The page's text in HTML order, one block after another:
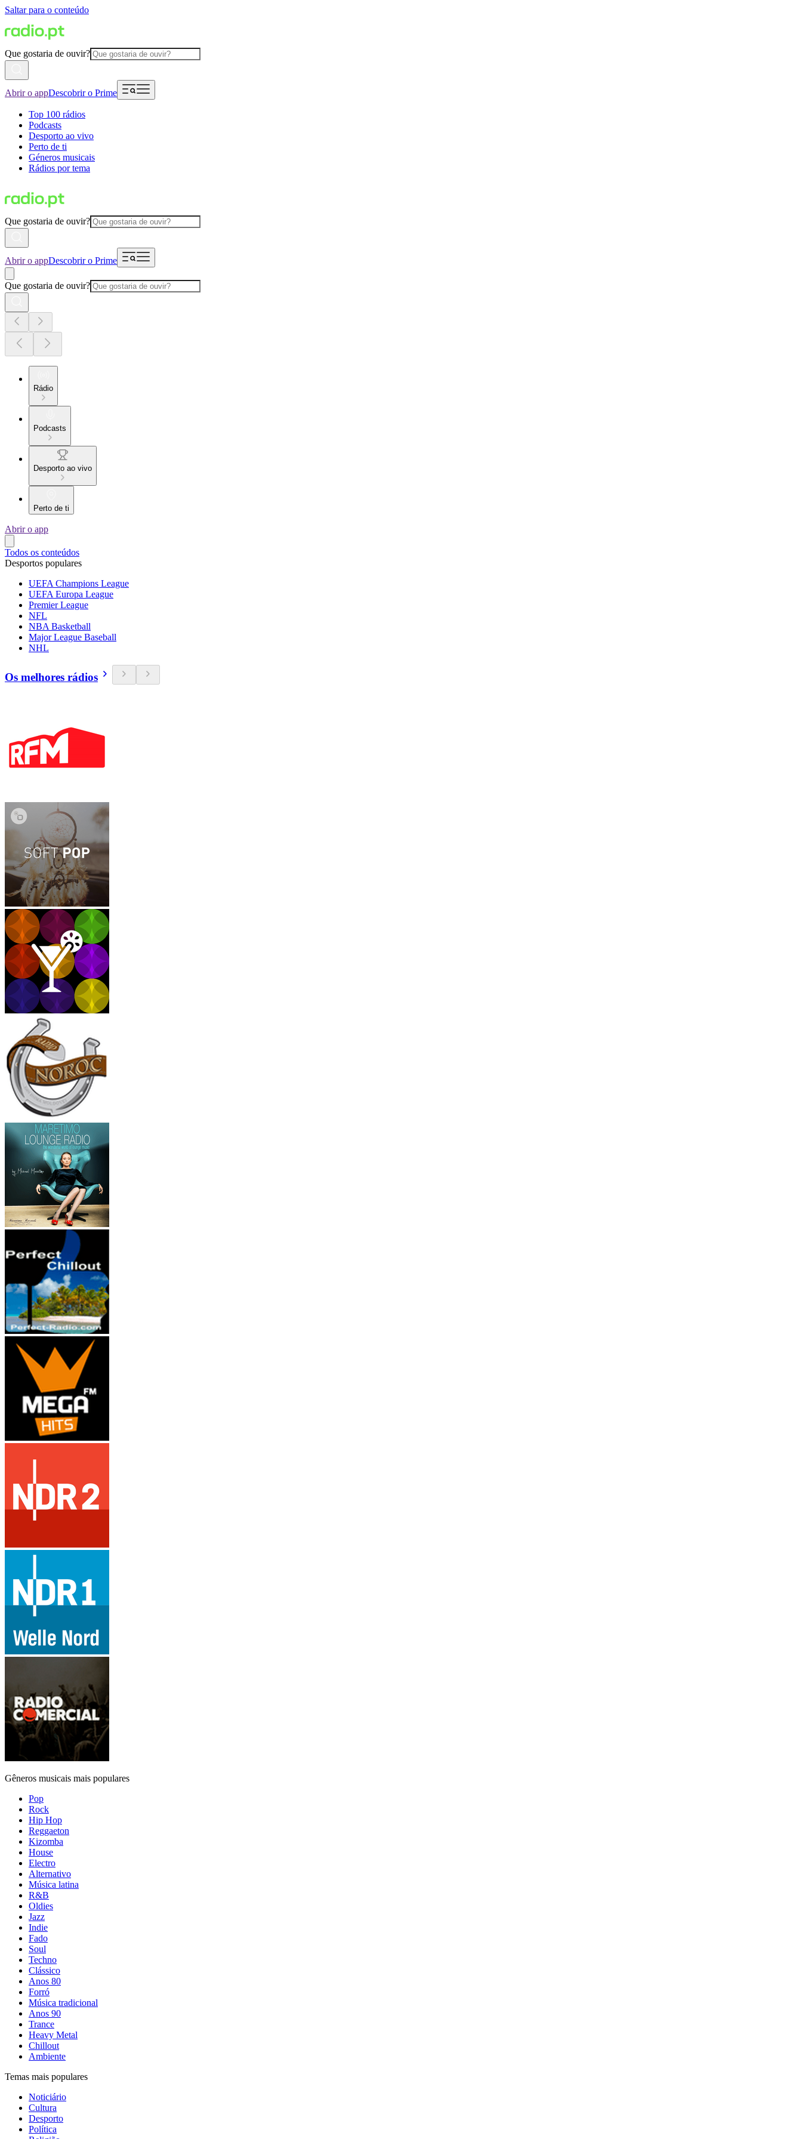
Saltar para o conteúdo
Que gostaria de ouvir?
Abrir o appDescobrir o Prime
Top 100 rádios
Podcasts
Desporto ao vivo
Perto de ti
Géneros musicais
Rádios por tema
Que gostaria de ouvir?
Abrir o appDescobrir o Prime
Que gostaria de ouvir?
Rádio
Podcasts
Desporto ao vivo
Perto de ti
Abrir o app
Todos os conteúdos
Desportos populares
UEFA Champions League
UEFA Europa League
Premier League
NFL
NBA Basketball
Major League Baseball
NHL
Os melhores rádios
Gêneros musicais mais populares
Pop
Rock
Hip Hop
Reggaeton
Kizomba
House
Electro
Alternativo
Música latina
R&B
Oldies
Jazz
Indie
Fado
Soul
Techno
Clássico
Anos 80
Forró
Música tradicional
Anos 90
Trance
Heavy Metal
Chillout
Ambiente
Temas mais populares
Noticiário
Cultura
Desporto
Política